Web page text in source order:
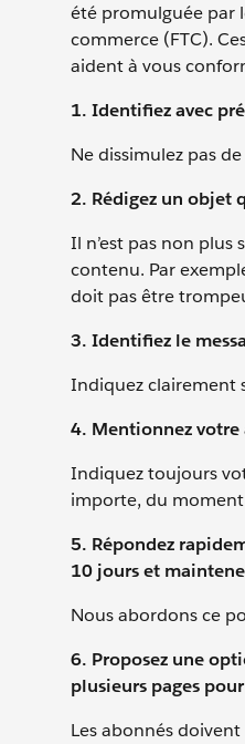
été promulguée par
commerce (FTC).
aident à vous
1. Identifiez avec
Ne dissimulez pas
2. Rédigez un objet
Il n’est pas non
contenu. Par
doit pas être
3. Identifiez le
Indiquez clairement
4. Mentionnez votre
Indiquez toujours
importe, du moment
5. Répondez
10 jours et
Nous abordons ce
6. Proposez une
plusieurs pages
Les abonnés